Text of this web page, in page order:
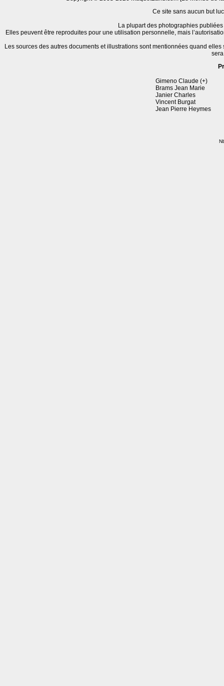
Ce site sans aucun but
La plupart des photographies
Elles peuvent être reproduites pour une utilisation personnelle, mais
Les sources des autres documents et illustrations sont mentionnées quand
Gimeno Claude (+)
Brams Jean Marie
Janier Charles
Vincent Burgat
Jean Pierre Heymes